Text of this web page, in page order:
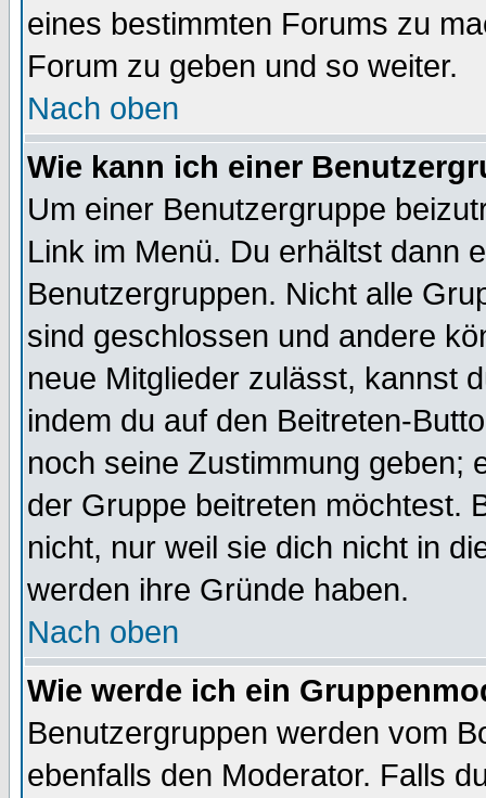
eines bestimmten Forums zu
Forum zu geben und so weiter.
Nach oben
Wie kann ich einer
Um einer Benutzergruppe
Link im Menü. Du erhältst dann
Benutzergruppen. Nicht alle
sind geschlossen und andere
neue Mitglieder zulässt, kannst
indem du auf den Beitreten-
noch seine Zustimmung geben;
der Gruppe beitreten möchtest.
nicht, nur weil sie dich nicht in
werden ihre Gründe haben.
Nach oben
Wie werde ich ein
Benutzergruppen werden vom
ebenfalls den Moderator. Falls